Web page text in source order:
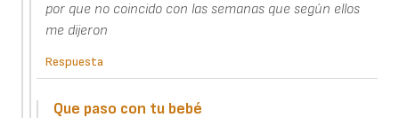
por que no coincido con las semanas que según ellos
me dijeron
Respuesta
Que paso con tu bebé